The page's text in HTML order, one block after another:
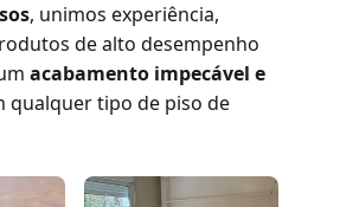
, unimos experiência,
de alto desempenho
acabamento impecável e
qualquer tipo de piso de